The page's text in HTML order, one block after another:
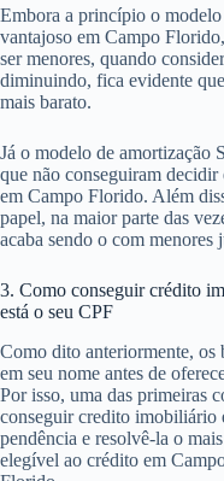
Embora a princípio o
vantajoso em Campo
ser menores, quando
diminuindo, fica evidente
mais barato.
Já o modelo de amortização
que não conseguiram
em Campo Florido. Além
papel, na maior parte das
acaba sendo o com menores
3. Como conseguir crédito
está o seu CPF
Como dito anteriormente, os
em seu nome antes de
Por isso, uma das primeiras
conseguir credito imobiliário
pendência e resolvê-la o
elegível ao crédito em